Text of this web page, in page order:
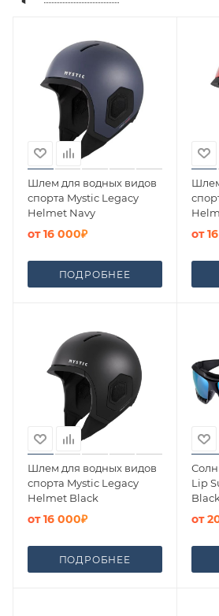
Шлем для водных видов
спорта Mystic Legacy
Helmet Navy
от16 000₽
ПОДРОБНЕЕ
от
Шлем для водных видов
спорта Mystic Legacy
Helmet Black
от16 000₽
ПОДРОБНЕЕ
Lip
от